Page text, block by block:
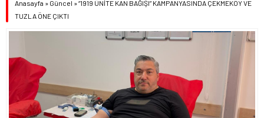
Anasayfa » Güncel »“1919 ÜNİTE KAN BAĞIŞI” KAMPANYASINDA ÇEKMEKÖY VE
TUZLA ÖNE ÇIKTI